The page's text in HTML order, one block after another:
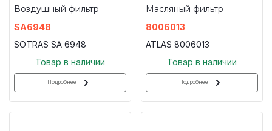
Воздушный фильтр
SA6948
SOTRAS SA 6948
Товар в наличии
Подробнее
Масляный фильтр
8006013
ATLAS 8006013
Товар в наличии
Подробнее